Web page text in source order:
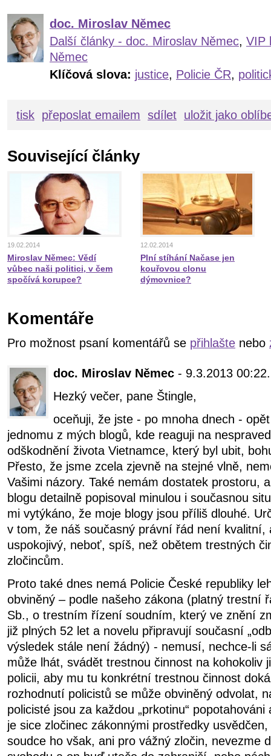
doc. Miroslav Němec
Další články - doc. Miroslav Němec, VIP
Němec
Klíčová slova: justice, Policie ČR,
tisk přeposlat emailem sdílet uložit jako
Související články
19.02.2014
Miroslav Němec: Vědí
vůbec naši politici, v čem
spočívá korupce?
12.02.2014
Plní stíhání Načase jen
kouřovou clonu
dýmovnice?
Komentáře
Pro možnost psaní komentářů se přihlašte nebo
doc. Miroslav Němec - 9.3.2013 00:22.
Hezký večer, pane Štingle,
oceňuji, že jste - po mnoha dnech -
jednomu z mých blogů, kde reaguji na
odškodnění života Vietnamce, který byl ubit,
Přesto, že jsme zcela zjevně na stejné vlně,
Vašimi názory. Také nemám dostatek prostoru,
blogu detailně popisoval minulou i současnou
mi vytýkáno, že moje blogy jsou příliš dlouhé.
v tom, že náš současný právní řád není kvalitní,
uspokojivý, neboť, spíš, než obětem trestných
zločincům.
Proto také dnes nemá Policie České republiky
obviněný – podle našeho zákona (platný trestní
Sb., o trestním řízení soudním, který ve znění
již plných 52 let a novelu připravují současní
výsledek stále není žádný) - nemusí, nechce-li
může lhát, svádět trestnou činnost na kohokoliv
policii, aby mu tu konkrétní trestnou činnost
rozhodnutí policistů se může obviněný odvolat,
policisté jsou za každou „prkotinu“
je sice zločinec zákonnými prostředky
soudce ho však, ani pro vážný zločin, nevezme